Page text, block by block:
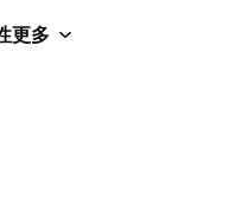
更多